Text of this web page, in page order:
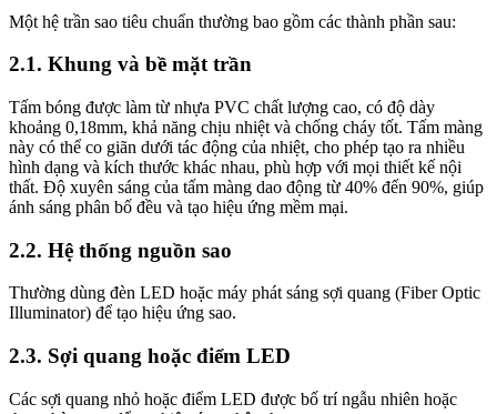
Một hệ trần sao tiêu chuẩn thường bao gồm các thành phần sau:
2.1. Khung và bề mặt trần
Tấm bóng được làm từ nhựa PVC chất lượng cao, có độ dày
khoảng 0,18mm, khả năng chịu nhiệt và chống cháy tốt. Tấm màng
này có thể co giãn dưới tác động của nhiệt, cho phép tạo ra nhiều
hình dạng và kích thước khác nhau, phù hợp với mọi thiết kế nội
thất. Độ xuyên sáng của tấm màng dao động từ 40% đến 90%, giúp
ánh sáng phân bố đều và tạo hiệu ứng mềm mại.
2.2. Hệ thống nguồn sao
Thường dùng đèn LED hoặc máy phát sáng sợi quang (Fiber Optic
Illuminator) để tạo hiệu ứng sao.
2.3. Sợi quang hoặc điểm LED
Các sợi quang nhỏ hoặc điểm LED được bố trí ngẫu nhiên hoặc